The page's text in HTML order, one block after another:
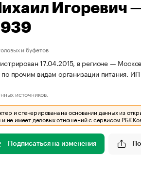
Игоревич
и буфетов
17.04.2015, в регионе —
по прочим видам организации
источников.
и сгенерирована на основании данных из
и не имеет деловых отношений с сервисом РБК
Подписаться на изменения